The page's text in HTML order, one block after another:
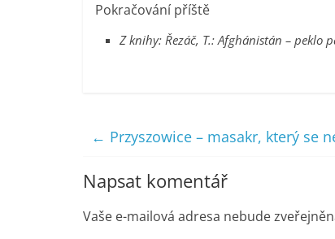
Pokračování příště
Z knihy: Řezáč, T.: Afghánistán – peklo
← Przyszowice – masakr, který se
Napsat komentář
Vaše e-mailová adresa nebude